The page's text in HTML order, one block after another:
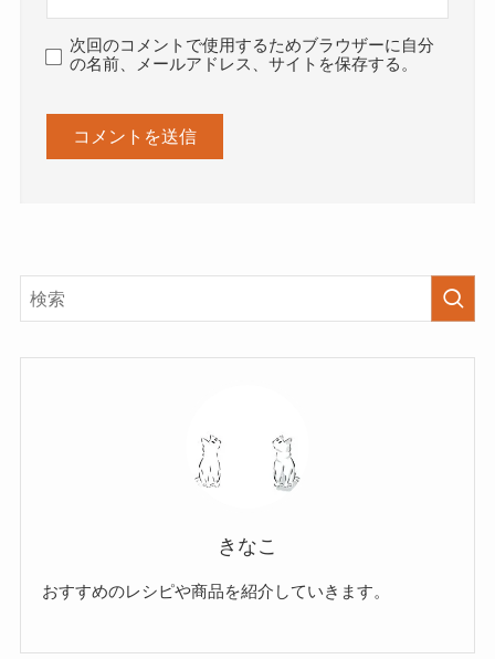
次回のコメントで使用するためブラウザーに自分
の名前、メールアドレス、サイトを保存する。
きなこ
おすすめのレシピや商品を紹介していきます。